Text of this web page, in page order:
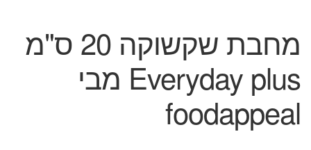
מחבת שקשוקה 20 ס"מ
Everyday plus מבי
foodappeal